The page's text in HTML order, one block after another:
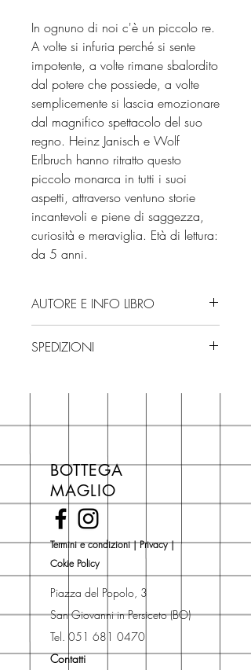
In ognuno di noi c'è un piccolo re.
A volte si infuria perché si sente
impotente, a volte rimane sbalordito
dal potere che possiede, a volte
semplicemente si lascia emozionare
dal magnifico spettacolo del suo
regno. Heinz Janisch e Wolf
Erlbruch hanno ritratto questo
piccolo monarca in tutti i suoi
aspetti, attraverso ventuno storie
incantevoli e piene di saggezza,
curiosità e meraviglia. Età di lettura:
da 5 anni.
AUTORE E INFO LIBRO
Editore: Gallucci
Numero pagine: 50
Età di lettura: da 5 anni
SPEDIZIONI
3/4 giorni, secondo disponibilità
di copertina, escluse le ultime
novità Maglio Editore (vedi etichetta
Novità).
Una volta nel carrello puoi decidere
se acquistare sul sito con
spedizione con corriere o se
risparmiare sulle spese di
spedizione e ritirare il libro presso
Libreria degli Orsi, Piazza del
Popolo 3, 40017
San Giovanni in Persiceto (BO).
BOTTEGA
MAGLIO
Termini e condizioni|Privacy|
Cokie Policy
Piazza del Popolo, 3
San Giovanni in Persiceto (BO)
Tel. 051 681 0470
Contatti